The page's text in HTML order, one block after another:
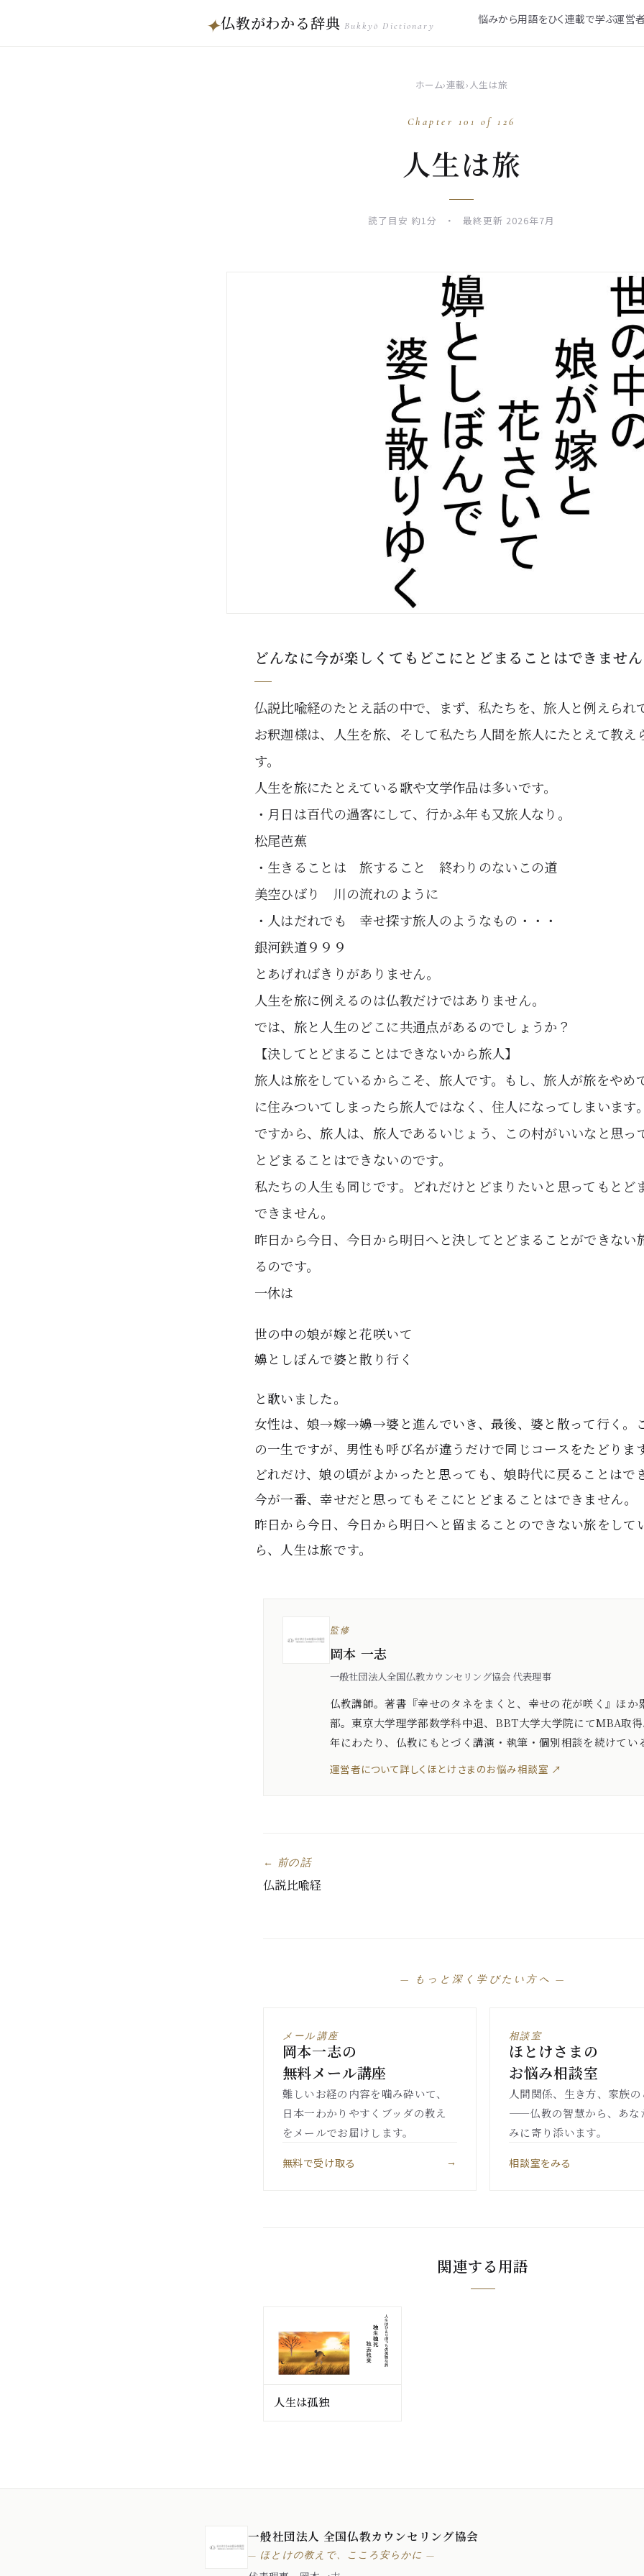
✦仏教がわかる辞典 Bukkyō Dictionary 悩みから用語をひく連載で学ぶ運営
ホーム›連載› 人生は旅
Chapter 101 of 126
人生は旅
読了目安 約1分 ・ 最終更新 2026年7月
どんなに今が楽しくてもどこにとどまることはできません
仏説比喩経のたとえ話の中で、まず、私たちを、旅人と例えられ
お釈迦様は、人生を旅、そして私たち人間を旅人にたとえて教え
す。
人生を旅にたとえている歌や文学作品は多いです。
・月日は百代の過客にして、行かふ年も又旅人なり。
松尾芭蕉
・生きることは 旅すること 終わりのないこの道
美空ひばり 川の流れのように
・人はだれでも 幸せ探す旅人のようなもの・・・
銀河鉄道９９９
とあげればきりがありません。
人生を旅に例えるのは仏教だけではありません。
では、旅と人生のどこに共通点があるのでしょうか？
【決してとどまることはできないから旅人】
旅人は旅をしているからこそ、旅人です。もし、旅人が旅をやめ
に住みついてしまったら旅人ではなく、住人になってしまいます。
ですから、旅人は、旅人であるいじょう、この村がいいなと思っ
とどまることはできないのです。
私たちの人生も同じです。どれだけとどまりたいと思ってもとど
できません。
昨日から今日、今日から明日へと決してとどまることができない
るのです。
一休は
世の中の娘が嫁と花咲いて
嬶としぼんで婆と散り行く
と歌いました。
女性は、娘→嫁→嬶→婆と進んでいき、最後、婆と散って行く。
の一生ですが、男性も呼び名が違うだけで同じコースをたどります
どれだけ、娘の頃がよかったと思っても、娘時代に戻ることはで
今が一番、幸せだと思ってもそこにとどまることはできません。
昨日から今日、今日から明日へと留まることのできない旅をして
ら、人生は旅です。
監修
岡本 一志
一般社団法人全国仏教カウンセリング協会 代表理事
仏教講師。著書『幸せのタネをまくと、幸せの花が咲く』ほか
部。東京大学理学部数学科中退、BBT大学大学院にてMBA取
年にわたり、仏教にもとづく講演・執筆・個別相談を続けてい
運営者について詳しく ほとけさまのお悩み相談室 ↗
← 前の話
仏説比喩経
— もっと深く学びたい方へ —
メール講座
岡本一志の
無料メール講座
難しいお経の内容を噛み砕いて、
日本一わかりやすくブッダの教え
をメールでお届けします。
無料で受け取る →
相談室
ほとけさまの
お悩み相談室
人間関係、生き方、家族の
——仏教の智慧から、あな
みに寄り添います。
相談室をみる
関連する用語
人生は孤独
一般社団法人 全国仏教カウンセリング協会
— ほとけの教えで、こころ安らかに —